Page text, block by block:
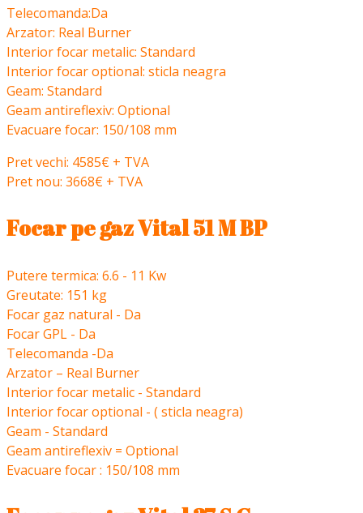
Telecomanda:Da
Arzator: Real Burner
Interior focar metalic: Standard
Interior focar optional: sticla neagra
Geam: Standard
Geam antireflexiv: Optional
Evacuare focar: 150/108 mm
Pret vechi: 4585€ + TVA
Pret nou: 3668€ + TVA
Focar pe gaz Vital 51 M BP
Putere termica: 6.6 - 11 Kw
Greutate: 151 kg
Focar gaz natural - Da
Focar GPL - Da
Telecomanda -Da
Arzator – Real Burner
Interior focar metalic - Standard
Interior focar optional - ( sticla neagra)
Geam - Standard
Geam antireflexiv = Optional
Evacuare focar : 150/108 mm